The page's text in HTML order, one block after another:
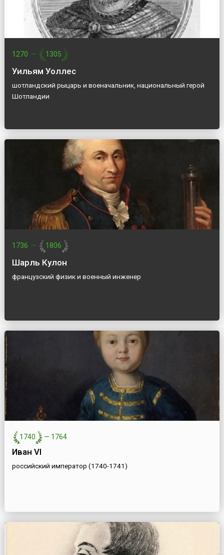
1270 — 1305
Уильям Уоллес
шотландский рыцарь и военачальник, национальный герой
Шотландии
1736 — 1806
Шарль Кулон
французский физик и военный инженер
1740 — 1764
Иван VI
российский император (1740-1741)